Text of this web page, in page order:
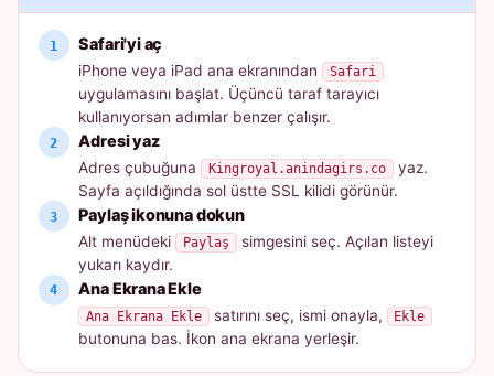
Safari'yi aç
iPhone veya iPad ana ekranından Safari
uygulamasını başlat. Üçüncü taraf tarayıcı
kullanıyorsan adımlar benzer çalışır.
Adresi yaz
Adres çubuğuna Kingroyal.anindagirs.co
yaz.
Sayfa açıldığında sol üstte SSL kilidi görünür.
Paylaş ikonuna dokun
Alt menüdeki Paylaş
simgesini seç. Açılan listeyi
yukarı kaydır.
Ana Ekrana Ekle
Ana Ekrana Ekle satırını seç, ismi onayla, Ekle
butonuna bas. İkon ana ekrana yerleşir.